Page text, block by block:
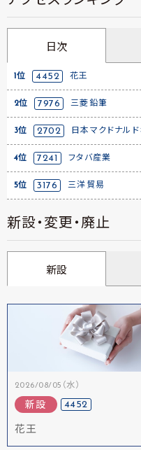
日次
1位 4452 花王
2位 7976 三菱鉛筆
3位 2702 日本マクドナル
4位 7241 フタバ産業
5位 3176 三洋貿易
新設・変更・廃止
新設
2026/08/05（水）
新設 4452
花王